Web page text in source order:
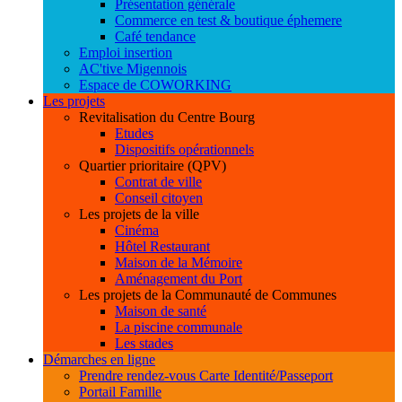
Présentation générale
Commerce en test & boutique éphemere
Café tendance
Emploi insertion
AC'tive Migennois
Espace de COWORKING
Les projets
Revitalisation du Centre Bourg
Etudes
Dispositifs opérationnels
Quartier prioritaire (QPV)
Contrat de ville
Conseil citoyen
Les projets de la ville
Cinéma
Hôtel Restaurant
Maison de la Mémoire
Aménagement du Port
Les projets de la Communauté de Communes
Maison de santé
La piscine communale
Les stades
Démarches en ligne
Prendre rendez-vous Carte Identité/Passeport
Portail Famille